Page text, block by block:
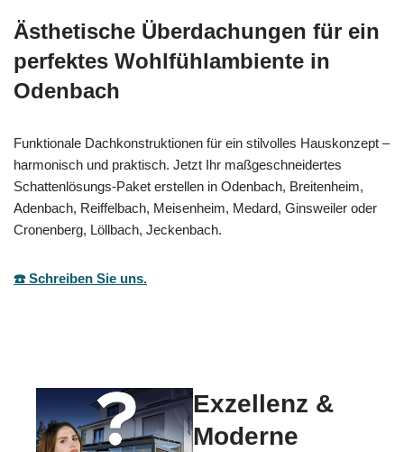
Ästhetische Überdachungen für ein
perfektes Wohlfühlambiente in
Odenbach
Funktionale Dachkonstruktionen für ein stilvolles Hauskonzept –
harmonisch und praktisch. Jetzt Ihr maßgeschneidertes
Schattenlösungs-Paket erstellen in Odenbach, Breitenheim,
Adenbach, Reiffelbach, Meisenheim, Medard, Ginsweiler oder
Cronenberg, Löllbach, Jeckenbach.
☎️ Schreiben Sie uns.
Exzellenz &
Moderne